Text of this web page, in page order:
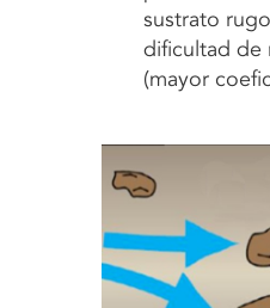
sustrato
dificultad de
(mayor